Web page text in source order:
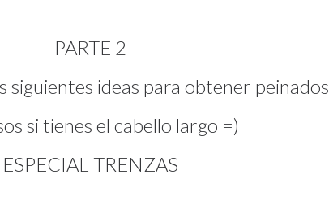
PARTE 2
siguientes ideas para obtener peinados
si tienes el cabello largo =)
ESPECIAL TRENZAS